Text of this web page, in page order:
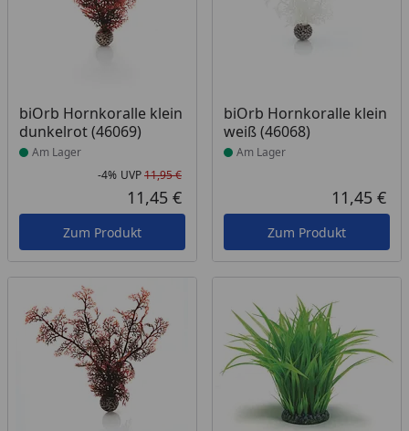
biOrb Hornkoralle klein
dunkelrot (46069)
Produkt am Lager
Am Lager
Rabatt in Prozent
-4%
Ursprünglicher Preis
UVP11,95 €
Aktueller Preis
11,45 €
Zum Produkt
biOrb Hornkoralle klein
weiß (46068)
Produkt am Lager
Am Lager
11,45 €
Zum Produkt